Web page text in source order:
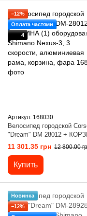
−12%
Оплата частями
4
Артикул: 168030
Велосипед городской
"Dream" DM-28012 +
(1) оборудование Shimano
Nexus-3, 3 скорости,
алюминиевая рама,
фара
11 301.35 грн 12 800.00
Купить
Новинка
−12%